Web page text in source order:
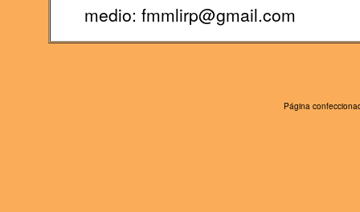
medio: fmmlirp@gmail.com
Página